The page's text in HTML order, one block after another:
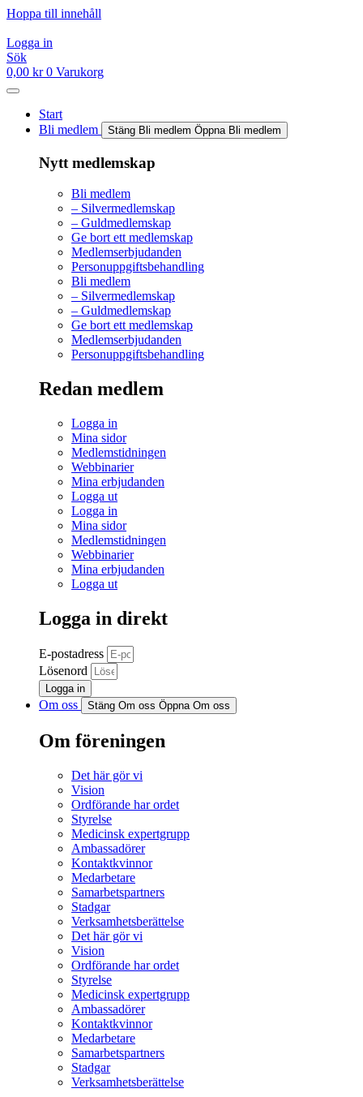
Hoppa till innehåll
Logga in
Sök
0,00 kr 0 Varukorg
Start
Bli medlem
Stäng Bli medlem Öppna Bli medlem
Nytt medlemskap
Bli medlem
– Silvermedlemskap
– Guldmedlemskap
Ge bort ett medlemskap
Medlemserbjudanden
Personuppgiftsbehandling
Bli medlem
– Silvermedlemskap
– Guldmedlemskap
Ge bort ett medlemskap
Medlemserbjudanden
Personuppgiftsbehandling
Redan medlem
Logga in
Mina sidor
Medlemstidningen
Webbinarier
Mina erbjudanden
Logga ut
Logga in
Mina sidor
Medlemstidningen
Webbinarier
Mina erbjudanden
Logga ut
Logga in direkt
E-postadress
Lösenord
Logga in
Om oss Stäng Om oss Öppna Om oss
Om föreningen
Det här gör vi
Vision
Ordförande har ordet
Styrelse
Medicinsk expertgrupp
Ambassadörer
Kontaktkvinnor
Medarbetare
Samarbetspartners
Stadgar
Verksamhetsberättelse
Det här gör vi
Vision
Ordförande har ordet
Styrelse
Medicinsk expertgrupp
Ambassadörer
Kontaktkvinnor
Medarbetare
Samarbetspartners
Stadgar
Verksamhetsberättelse